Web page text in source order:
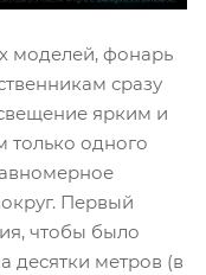
моделей, фонарь
сразу
ярким и
одного
Первый
чтобы было
десятки метров (в